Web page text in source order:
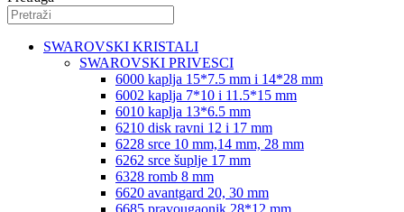
SWAROVSKI KRISTALI
SWAROVSKI PRIVESCI
6000 kaplja 15*7.5 mm i 14*28 mm
6002 kaplja 7*10 i 11.5*15 mm
6010 kaplja 13*6.5 mm
6210 disk ravni 12 i 17 mm
6228 srce 10 mm,14 mm, 28 mm
6262 srce šuplje 17 mm
6328 romb 8 mm
6620 avantgard 20, 30 mm
6685 pravougaonik 28*12 mm